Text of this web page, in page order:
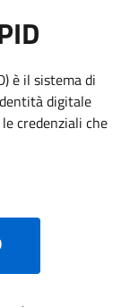
è il sistema di
digitale
credenziali che